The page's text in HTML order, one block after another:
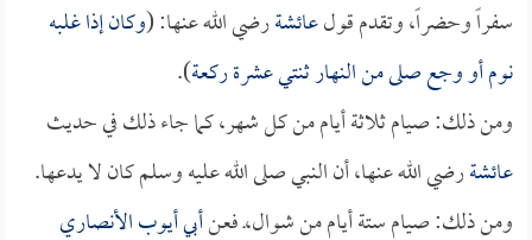
سفراً وحضراً، وتقدم قولعائشةرضي الله عنها: (وكان إذا غلبه
نوم أو وجع صلى من النهار ثنتي عشرة ركعة).
ومن ذلك: صيام ثلاثة أيام من كل شهر، كما جاء ذلك في حديث
عائشةرضي الله عنها، أن النبي صلى الله عليه وسلم كان لا يدعها.
ومن ذلك: صيام ستة أيام من شوال،ـ فعنأبي أيوب الأنصاري